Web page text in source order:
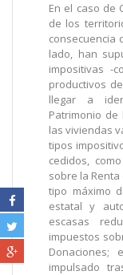
En el caso de
de los
consecuencia
lado, han
impositivas -
productivos
llegar a
Patrimonio de
las viviendas
tipos
cedidos,
sobre la
tipo máximo
estatal y
escasas
impuestos
Donaciones;
impulsado